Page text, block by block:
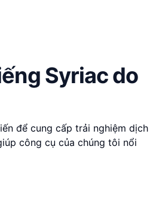
Syriac do
để cung cấp trải nghiệm dịch
công cụ của chúng tôi nổi